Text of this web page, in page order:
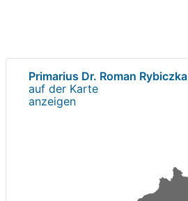
Primarius Dr. Roman Rybiczka
auf der Karte
anzeigen